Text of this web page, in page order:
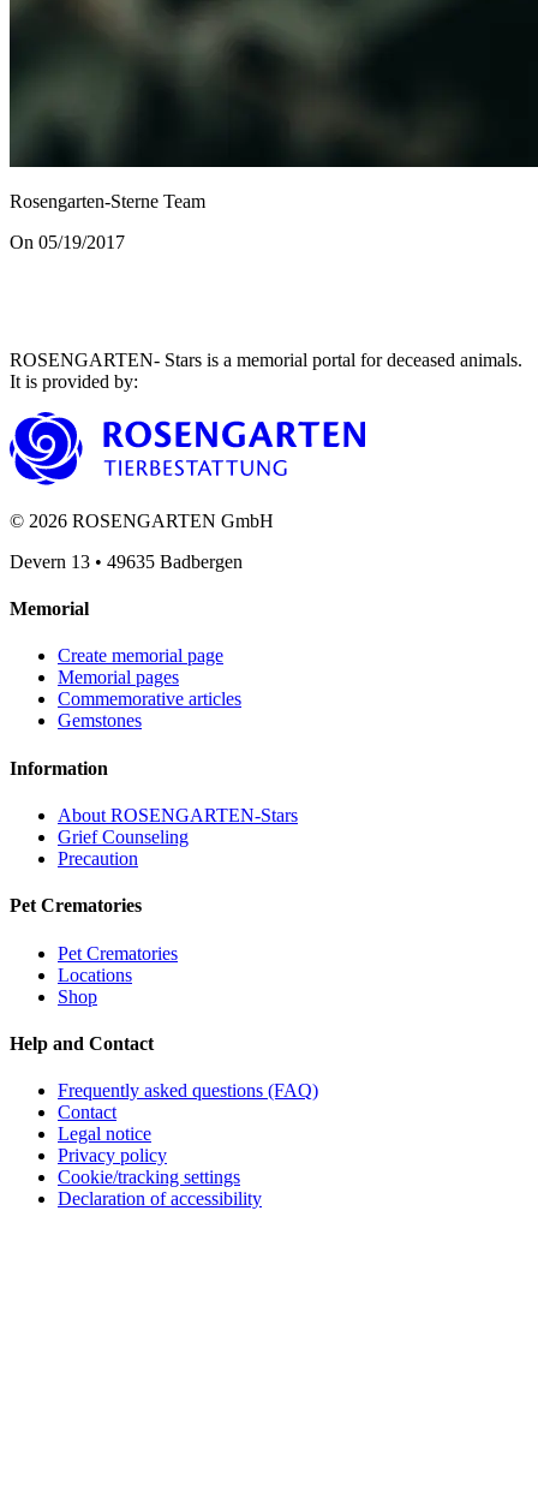
Rosengarten-Sterne Team
On 05/19/2017
ROSENGARTEN- Stars is a memorial portal for deceased animals.
It is provided by:
© 2026 ROSENGARTEN GmbH
Devern 13 • 49635 Badbergen
Memorial
Create memorial page
Memorial pages
Commemorative articles
Gemstones
Information
About ROSENGARTEN-Stars
Grief Counseling
Precaution
Pet Crematories
Pet Crematories
Locations
Shop
Help and Contact
Frequently asked questions (FAQ)
Contact
Legal notice
Privacy policy
Cookie/tracking settings
Declaration of accessibility